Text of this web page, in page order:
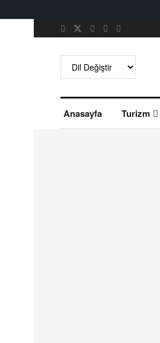
Anasayfa Turizm